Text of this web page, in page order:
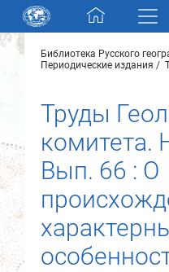
Skip navigation
Разделы и коллекции
Электронный каталог
Новости
О нас
Контакты
Библиотека Русского
Периодические издания
Труды
комитета.
Вып. 66 : О